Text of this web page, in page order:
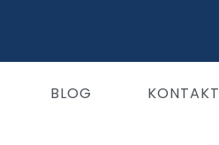
BLOG KONTAKT